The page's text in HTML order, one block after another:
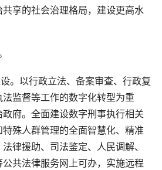
享的社会治理格局，建设更高水
。以行政立法、备案审查、行政复
监督等工作的数字化转型为重
府。全面建设数字刑事执行相关
殊人群管理的全面智慧化、精准
律援助、司法鉴定、人民调解、
共法律服务网上可办，实施远程